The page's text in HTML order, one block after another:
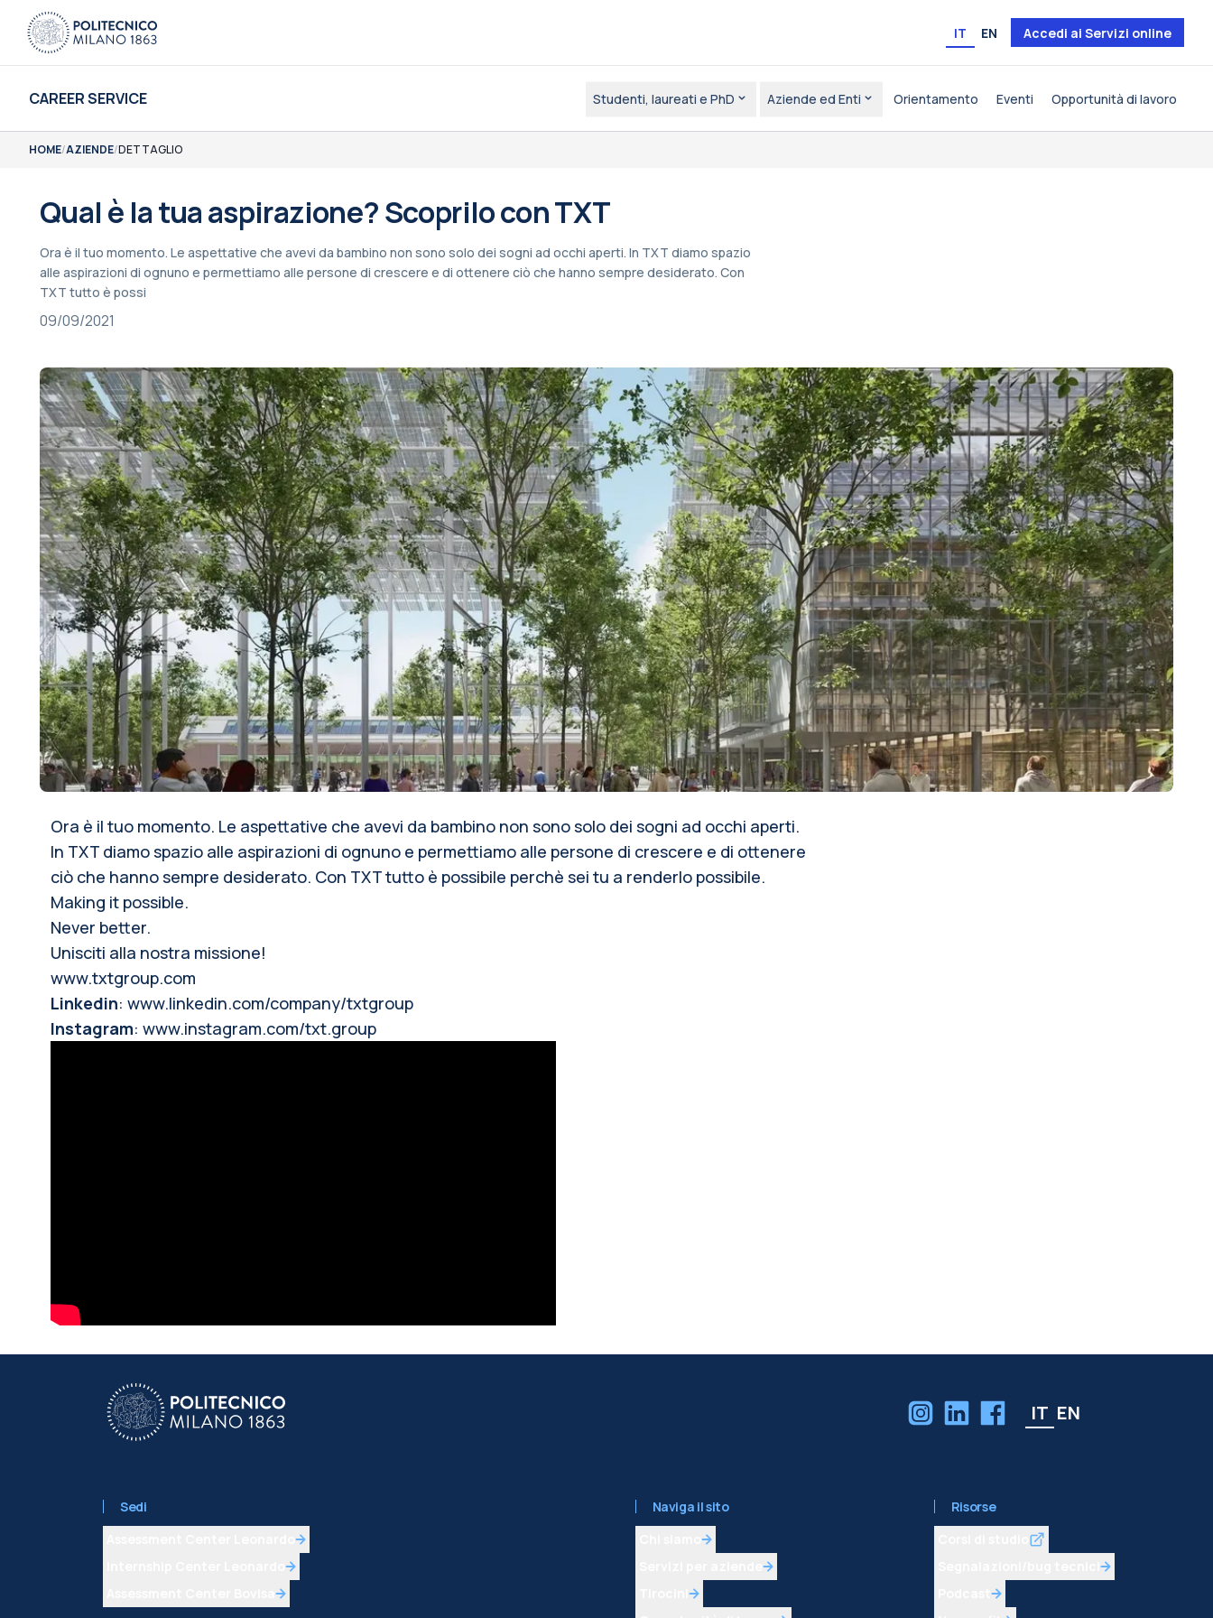
IT EN Accedi ai Servizi online
CAREER SERVICE Studenti, laureati e PhD Aziende ed Enti Orientamento Eventi Opportunità di lavoro
HOME/AZIENDE/DETTAGLIO
Qual è la tua aspirazione? Scoprilo con TXT
Ora è il tuo momento. Le aspettative che avevi da bambino non sono solo dei sogni ad occhi aperti. In TXT diamo spazio
alle aspirazioni di ognuno e permettiamo alle persone di crescere e di ottenere ciò che hanno sempre desiderato. Con
TXT tutto è possi
09/09/2021
Ora è il tuo momento. Le aspettative che avevi da bambino non sono solo dei sogni ad occhi aperti.
In TXT diamo spazio alle aspirazioni di ognuno e permettiamo alle persone di crescere e di ottenere
ciò che hanno sempre desiderato. Con TXT tutto è possibile perchè sei tu a renderlo possibile.
Making it possible.
Never better.
Unisciti alla nostra missione!
www.txtgroup.com
Linkedin: www.linkedin.com/company/txtgroup
Instagram: www.instagram.com/txt.group
IT EN
Sedi
Naviga il sito
Risorse